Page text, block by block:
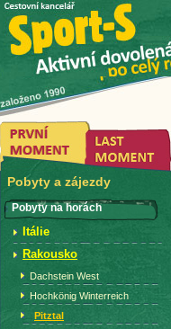
Pobyty a zájezdy
Pobyty na horách
Itálie
Rakousko
Dachstein West
Hochkönig Winterreich
Pitztal